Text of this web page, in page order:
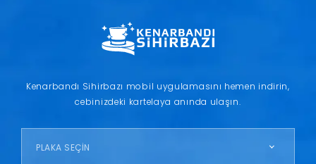
Kenarbandı Sihirbazı mobil uygulamasını hemen indirin,
cebinizdeki kartelaya anında ulaşın.
PLAKA SEÇİN